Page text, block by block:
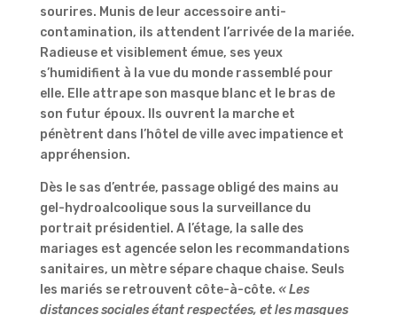
sourires. Munis de leur accessoire anti-
contamination, ils attendent l’arrivée de la mariée.
Radieuse et visiblement émue, ses yeux
s’humidifient à la vue du monde rassemblé pour
elle. Elle attrape son masque blanc et le bras de
son futur époux. Ils ouvrent la marche et
pénètrent dans l’hôtel de ville avec impatience et
appréhension.
Dès le sas d’entrée, passage obligé des mains au
gel-hydroalcoolique sous la surveillance du
portrait présidentiel. A l’étage, la salle des
mariages est agencée selon les recommandations
sanitaires, un mètre sépare chaque chaise. Seuls
les mariés se retrouvent côte-à-côte. « Les
distances sociales étant respectées, et les masques